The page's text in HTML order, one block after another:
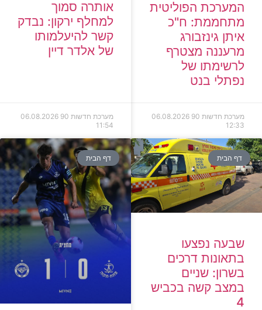
המערכת הפוליטית
מתחממת: ח"כ
איתן גינזבורג
מרעננה מצטרף
לרשימתו של
נפתלי בנט
מערכת חדשות 90
06.08.2026
12:33
אותרה סמוך
למחלף ירקון: נבדק
קשר להיעלמותו
של אלדר דיין
מערכת חדשות 90
06.08.2026
11:54
דף הבית
שבעה נפצעו
בתאונות דרכים
בשרון: שניים
במצב קשה בכביש
4
דף הבית